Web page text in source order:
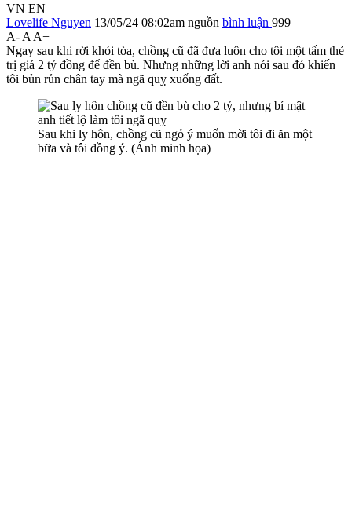
VN EN
Lovelife Nguyen 13/05/24 08:02am nguồn bình luận 999
A- A A+
Ngay sau khi rời khỏi tòa, chồng cũ đã đưa luôn cho tôi một tấm thẻ
trị giá 2 tỷ đồng để đền bù. Nhưng những lời anh nói sau đó khiến
tôi bủn rủn chân tay mà ngã quỵ xuống đất.
Sau khi ly hôn, chồng cũ ngỏ ý muốn mời tôi đi ăn một
bữa và tôi đồng ý. (Ảnh minh họa)